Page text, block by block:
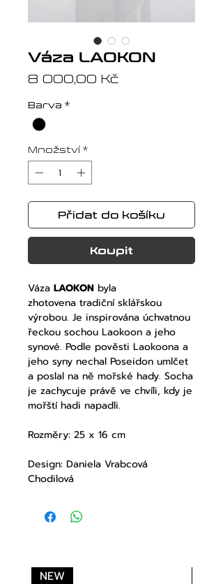
Váza LAOKON
8 000,00 KčCena
Barva *
Množství *
Přidat do košíku
Koupit
Váza LAOKON byla
zhotovena tradiční sklářskou
výrobou. Je inspirována úchvatnou
řeckou sochou Laokoon a jeho
synové. Podle pověsti Laokoona a
jeho syny nechal Poseidon umlčet
a poslal na ně mořské hady. Socha
je zachycuje právě ve chvíli, kdy je
mořští hadi napadli.
Rozměry: 25 x 16 cm
Design: Daniela Vrabcová
Chodilová
NEW